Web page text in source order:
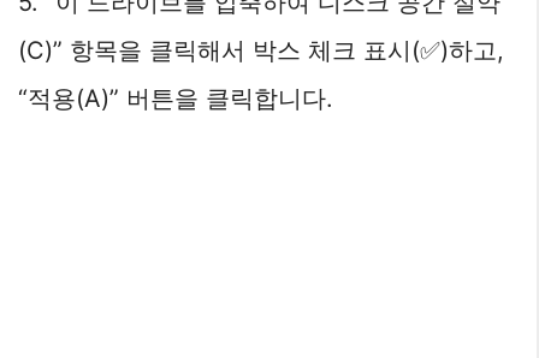
(C)” 항목을 클릭해서 박스 체크 표시(✅)하고,
“적용(A)” 버튼을 클릭합니다.